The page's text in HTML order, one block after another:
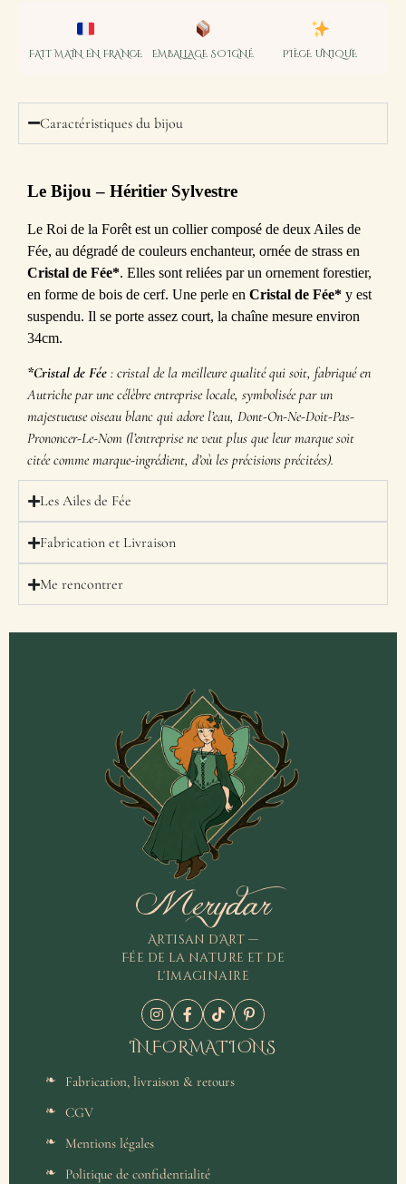
FAIT MAIN EN FRANCE EMBALLAGE SOIGNÉ PIÈCE UNIQUE
Caractéristiques du bijou
Le Bijou – Héritier Sylvestre
Le Roi de la Forêt est un collier composé de deux Ailes de
Fée, au dégradé de couleurs enchanteur, ornée de strass en
Cristal de Fée*. Elles sont reliées par un ornement forestier,
en forme de bois de cerf. Une perle en Cristal de Fée* y est
suspendu. Il se porte assez court, la chaîne mesure environ
34cm.
*Cristal de Fée : cristal de la meilleure qualité qui soit, fabriqué en
Autriche par une célèbre entreprise locale, symbolisée par un
majestueuse oiseau blanc qui adore l’eau, Dont-On-Ne-Doit-Pas-
Prononcer-Le-Nom (l’entreprise ne veut plus que leur marque soit
citée comme marque-ingrédient, d’où les précisions précitées).
Les Ailes de Fée
Fabrication et Livraison
Me rencontrer
Merydar
Artisan d'Art —
Fée de la nature et de
l'imaginaire
INFORMATIONS
Fabrication, livraison & retours
CGV
Mentions légales
Politique de confidentialité